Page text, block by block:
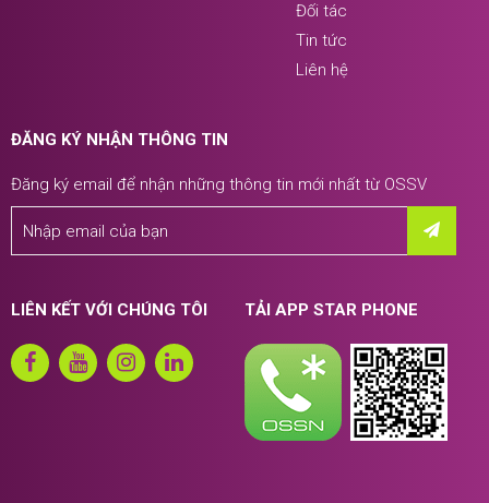
Đối tác
Tin tức
Liên hệ
ĐĂNG KÝ NHẬN THÔNG TIN
Đăng ký email để nhận những thông tin mới nhất từ OSSV
LIÊN KẾT VỚI CHÚNG TÔI TẢI APP STAR PHONE